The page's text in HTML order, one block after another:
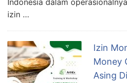
izin …
Izin
Money
Asing